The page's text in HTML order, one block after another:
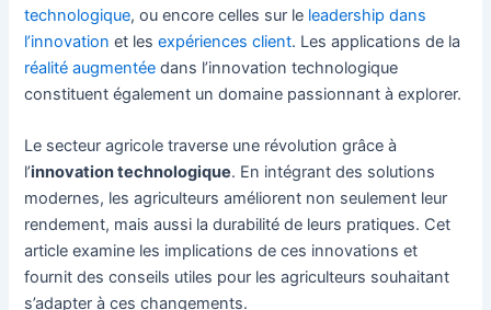
technologique, ou encore celles sur le leadership dans
l’innovation et lesexpériences client. Les applications de la
réalité augmentée dans l’innovation technologique
constituent également un domaine passionnant à explorer.
Le secteur agricole traverse une révolution grâce à
l’innovation technologique. En intégrant des solutions
modernes, les agriculteurs améliorent non seulement leur
rendement, mais aussi la durabilité de leurs pratiques. Cet
article examine les implications de ces innovations et
fournit des conseils utiles pour les agriculteurs souhaitant
s’adapter à ces changements.